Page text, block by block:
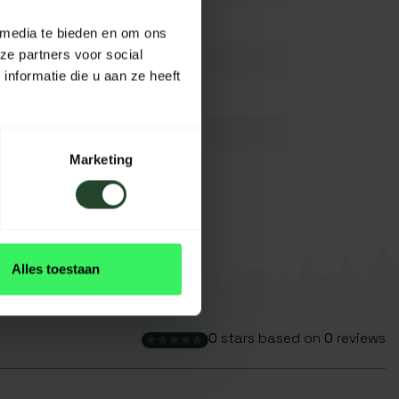
te bieden en om ons
partners voor social
die u aan ze heeft
Marketing
Alles toestaan
N.A/
0 stars based on 0 reviews